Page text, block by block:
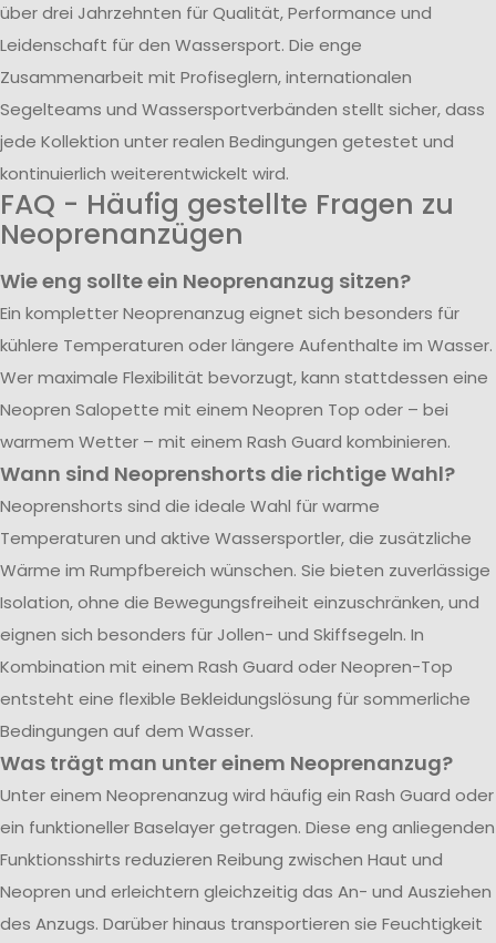
über drei Jahrzehnten für Qualität, Performance und
Leidenschaft für den Wassersport. Die enge
Zusammenarbeit mit Profiseglern, internationalen
Segelteams und Wassersportverbänden stellt sicher, dass
jede Kollektion unter realen Bedingungen getestet und
kontinuierlich weiterentwickelt wird.
FAQ - Häufig gestellte Fragen zu
Neoprenanzügen
Wie eng sollte ein Neoprenanzug sitzen?
Ein kompletter Neoprenanzug eignet sich besonders für
kühlere Temperaturen oder längere Aufenthalte im Wasser.
Wer maximale Flexibilität bevorzugt, kann stattdessen eine
Neopren Salopette mit einem Neopren Top oder – bei
warmem Wetter – mit einem Rash Guard kombinieren.
Wann sind Neoprenshorts die richtige Wahl?
Neoprenshorts sind die ideale Wahl für warme
Temperaturen und aktive Wassersportler, die zusätzliche
Wärme im Rumpfbereich wünschen. Sie bieten zuverlässige
Isolation, ohne die Bewegungsfreiheit einzuschränken, und
eignen sich besonders für Jollen- und Skiffsegeln. In
Kombination mit einem Rash Guard oder Neopren-Top
entsteht eine flexible Bekleidungslösung für sommerliche
Bedingungen auf dem Wasser.
Was trägt man unter einem Neoprenanzug?
Unter einem Neoprenanzug wird häufig ein Rash Guard oder
ein funktioneller Baselayer getragen. Diese eng anliegenden
Funktionsshirts reduzieren Reibung zwischen Haut und
Neopren und erleichtern gleichzeitig das An- und Ausziehen
des Anzugs. Darüber hinaus transportieren sie Feuchtigkeit